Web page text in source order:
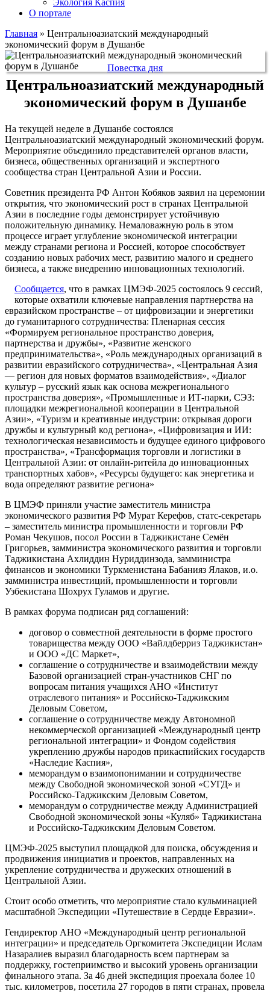
О портале
Главная » Центральноазиатский международный
экономический форум в Душанбе
Повестка дня
Центральноазиатский международный
экономический форум в Душанбе
На текущей неделе в Душанбе состоялся
Центральноазиатский международный экономический форум.
Мероприятие объединило представителей органов власти,
бизнеса, общественных организаций и экспертного
сообщества стран Центральной Азии и России.
Советник президента РФ Антон Кобяков заявил на церемонии
открытия, что экономический рост в странах Центральной
Азии в последние годы демонстрирует устойчивую
положительную динамику. Немаловажную роль в этом
процессе играет углубление экономической интеграции
между странами региона и Россией, которое способствует
созданию новых рабочих мест, развитию малого и среднего
бизнеса, а также внедрению инновационных технологий.
Сообщается, что в рамках ЦМЭФ-2025 состоялось 9 сессий,
которые охватили ключевые направления партнерства на
евразийском пространстве – от цифровизации и энергетики
до гуманитарного сотрудничества: Пленарная сессия
«Формируем региональное пространство доверия,
партнерства и дружбы», «Развитие женского
предпринимательства», «Роль международных организаций в
развитии евразийского сотрудничества», «Центральная Азия
— регион для новых форматов взаимодействия», «Диалог
культур – русский язык как основа межрегионального
пространства доверия», «Промышленные и ИТ-парки, СЭЗ:
площадки межрегиональной кооперации в Центральной
Азии», «Туризм и креативные индустрии: открывая дороги
дружбы и культурный код региона», «Цифровизация и ИИ:
технологическая независимость и будущее единого цифрового
пространства», «Трансформация торговли и логистики в
Центральной Азии: от онлайн-ритейла до инновационных
транспортных хабов», «Ресурсы будущего: как энергетика и
вода определяют развитие региона»
В ЦМЭФ приняли участие заместитель министра
экономического развития РФ Мурат Керефов, статс-секретарь
– заместитель министра промышленности и торговли РФ
Роман Чекушов, посол России в Таджикистане Семён
Григорьев, замминистра экономического развития и торговли
Таджикистана Ахлиддин Нуриддинзода, замминистра
финансов и экономики Туркменистана Бабанияз Ялаков, и.о.
замминистра инвестиций, промышленности и торговли
Узбекистана Шохрух Гуламов и другие.
В рамках форума подписан ряд соглашений:
договор о совместной деятельности в форме простого
товарищества между ООО «Вайлдберриз Таджикистан»
и ООО «ДС Маркет»,
соглашение о сотрудничестве и взаимодействии между
Базовой организацией стран-участников СНГ по
вопросам питания учащихся АНО «Институт
отраслевого питания» и Российско-Таджикским
Деловым Советом,
соглашение о сотрудничестве между Автономной
некоммерческой организацией «Международный центр
региональной интеграции» и Фондом содействия
укреплению дружбы народов прикаспийских государств
«Наследие Каспия»,
меморандум о взаимопонимании и сотрудничестве
между Свободной экономической зоной «СУГД» и
Российско-Таджикским Деловым Советом,
меморандум о сотрудничестве между Администрацией
Свободной экономической зоны «Куляб» Таджикистана
и Российско-Таджикским Деловым Советом.
ЦМЭФ-2025 выступил площадкой для поиска, обсуждения и
продвижения инициатив и проектов, направленных на
укрепление сотрудничества и дружеских отношений в
Центральной Азии.
Стоит особо отметить, что мероприятие стало кульминацией
масштабной Экспедиции «Путешествие в Сердце Евразии».
Гендиректор АНО «Международный центр региональной
интеграции» и председатель Оргкомитета Экспедиции Ислам
Назаралиев выразил благодарность всем партнерам за
поддержку, гостеприимство и высокий уровень организации
финального этапа. За 46 дней экспедиция проехала более 10
тыс. километров, посетила 27 городов в пяти странах, провела